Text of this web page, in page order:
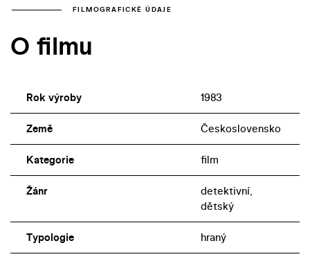
se objevil ještě v pohádce Eugena Sokolovského Poklad
patnáctiletá Michaela Kuklová, které Cvrčkův film
FILMOGRAFICKÉ ÚDAJE
O filmu
Rok výroby 1983
Země Československo
Kategorie film
Žánr
detektivní,
dětský
Typologie hraný